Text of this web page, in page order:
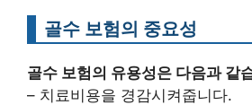
골수 보험의 중요성
골수 보험의 유용성은 다음과 같
– 치료비용을 경감시켜줍니다.